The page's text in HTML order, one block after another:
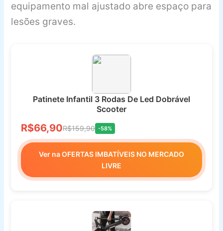
equipamento mal ajustado abre espaço para
lesões graves.
Patinete Infantil 3 Rodas De Led Dobrável
Scooter
R$66,90R$159,90 -58%
Ver na OFERTAS IMBATÍVEIS NO MERCADO
LIVRE